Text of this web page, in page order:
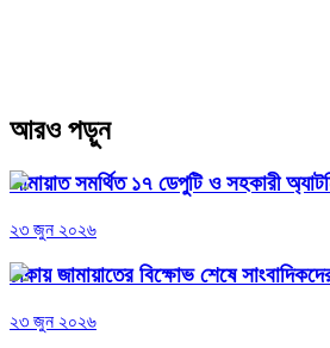
আরও পড়ুন
জামায়াত সমর্থিত ১৭ ডেপুটি ও সহকারী
২৩ জুন ২০২৬
ঢাকায় জামায়াতের বিক্ষোভ শেষে
২৩ জুন ২০২৬